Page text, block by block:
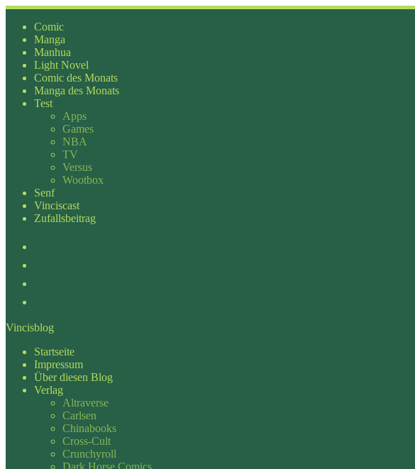
Zum
Inhalt
springen
Comic
Manga
Manhua
Light Novel
Comic des Monats
Manga des Monats
Test
Apps
Games
NBA
TV
Versus
Wootbox
Senf
Vinciscast
Zufallsbeitrag
Vincisblog
Startseite
Impressum
Über diesen Blog
Verlag
Altraverse
Carlsen
Chinabooks
Cross-Cult
Crunchyroll
Dark Horse Comics